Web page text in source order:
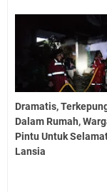
Dramatis,
Dalam Rumah,
Pintu Untuk
Lansia